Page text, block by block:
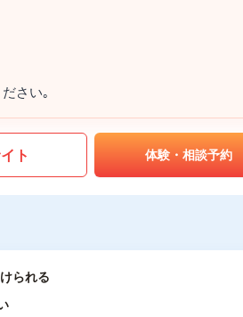
さい｡
ト 体験・相談予約
られる